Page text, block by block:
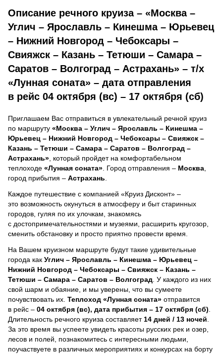
Описание речного круиза – «Москва –
Углич – Ярославль – Кинешма – Юрьевец
– Нижний Новгород – Чебоксары –
Свияжск – Казань – Тетюши – Самара –
Саратов – Волгоград – Астрахань» – т/х
«Лунная соната» – дата отправления
в рейс 04 октября (вс) – 17 октября (сб)
Приглашаем Вас отправиться в увлекательный речной круиз
по маршруту «Москва – Углич – Ярославль – Кинешма –
Юрьевец – Нижний Новгород – Чебоксары – Свияжск –
Казань – Тетюши – Самара – Саратов – Волгоград –
Астрахань» , который пройдет на комфортабельном
теплоходе «Лунная соната» . Город отправления – Москва
город прибытия – Астрахань
Каждое путешествие с компанией «Круиз Дисконт» –
это возможность окунуться в атмосферу и быт старинных
городов, гуляя по их улочкам, знакомясь
с достопримечательностями и музеями, расширить кругозор,
сменить обстановку и просто приятно провести время.
На Вашем круизном маршруте будут такие удивительные
города как Углич – Ярославль – Кинешма – Юрьевец –
Нижний Новгород – Чебоксары – Свияжск – Казань –
Тетюши – Самара – Саратов – Волгоград . У каждого из них
свой шарм и обаяние, и мы уверены, что вы сумеете
почувствовать их. Теплоход «Лунная соната» отправится
в рейс – 04 октября (вс), дата прибытия – 17 октября (сб)
Длительность речного круиза составляет 14 дней / 13 ночей
За это время вы успеете увидеть красоты русских рек и озер,
лесов и полей, познакомитесь с интересными людьми,
поучаствуете в различных мероприятиях и конкурсах на борту